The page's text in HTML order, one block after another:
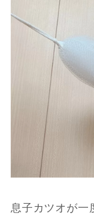
息子カツオが一